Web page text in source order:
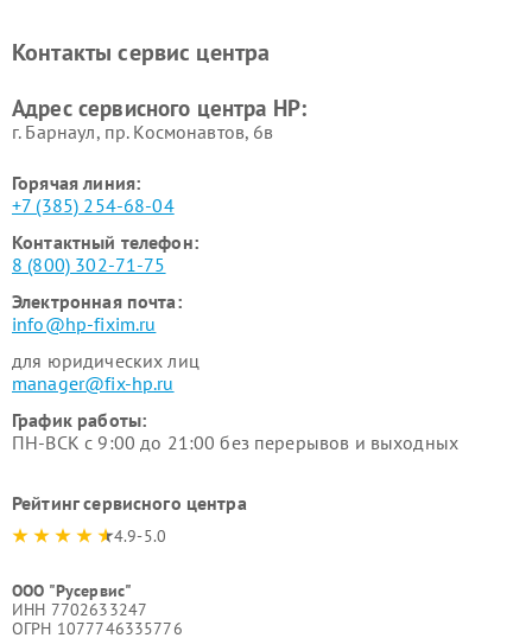
Контакты сервис центра
Адрес сервисного центра HP:
г. Барнаул, ​пр. Космонавтов, 6в
Горячая линия:
+7 (385) 254-68-04
Контактный телефон:
8 (800) 302-71-75
Электронная почта:
info@hp-fixim.ru
для юридических лиц
manager@fix-hp.ru
График работы:
ПН-ВСК с 9:00 до 21:00 без перерывов и выходных
Рейтинг сервисного центра
4.9-5.0
ООО "Русервис"
ИНН 7702633247
ОГРН 1077746335776